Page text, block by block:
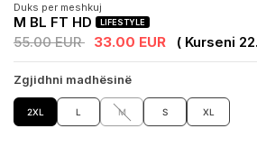
Duks per meshkuj
M BL FT HD LIFESTYLE
55.00 EUR 33.00 EUR ( Kurseni
Zgjidhni madhësinë
2XL L M S XL